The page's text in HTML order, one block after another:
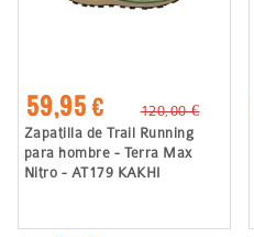
59,95 €
120,00 €
Zapatilla de Trail Running
para hombre - Terra Max
Nitro - AT179 KAKHI